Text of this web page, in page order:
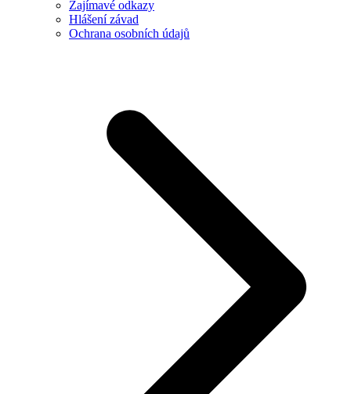
Zajímavé odkazy
Hlášení závad
Ochrana osobních údajů